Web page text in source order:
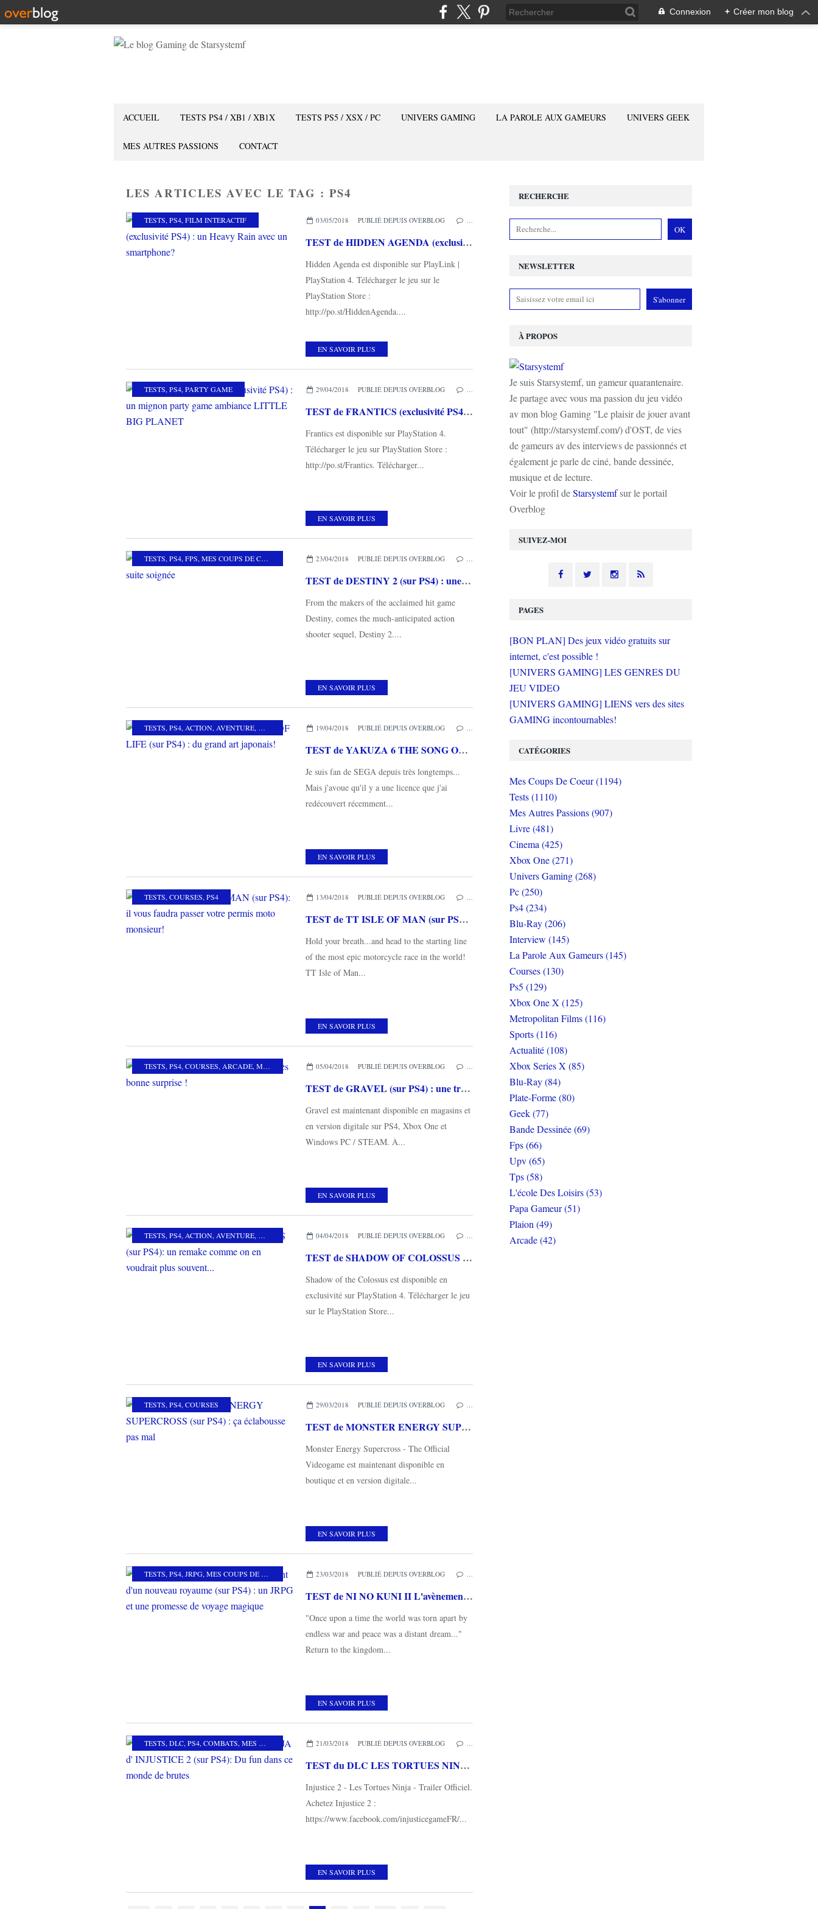
Connexion + Créer mon blog
ACCUEIL TESTS PS4 / XB1 / XB1X TESTS PS5 / XSX / PC UNIVERS GAMING LA PAROLE AUX GAMEURS UNIVERS GEEK
MES AUTRES PASSIONS CONTACT
LES ARTICLES AVEC LE TAG : PS4
TESTS, PS4, FILM INTERACTIF 03/05/2018 PUBLIÉ DEPUIS OVERBLOG
TEST de HIDDEN AGENDA (exclusivité PS4) : un Heavy Rain avec un smartphone?
Hidden Agenda est disponible sur PlayLink |
PlayStation 4. Télécharger le jeu sur le
PlayStation Store :
http://po.st/HiddenAgenda....
EN SAVOIR PLUS
TESTS, PS4, PARTY GAME 29/04/2018 PUBLIÉ DEPUIS OVERBLOG
TEST de FRANTICS (exclusivité PS4) : un mignon party game ambiance LITTLE BIG PLANET
Frantics est disponible sur PlayStation 4.
Télécharger le jeu sur PlayStation Store :
http://po.st/Frantics. Télécharger...
EN SAVOIR PLUS
TESTS, PS4, FPS, MES COUPS DE COEUR 23/04/2018 PUBLIÉ DEPUIS OVERBLOG
TEST de DESTINY 2 (sur PS4) : une suite soignée
From the makers of the acclaimed hit game
Destiny, comes the much-anticipated action
shooter sequel, Destiny 2....
EN SAVOIR PLUS
TESTS, PS4, ACTION, AVENTURE, MES COUPS DE COEUR
19/04/2018 PUBLIÉ DEPUIS OVERBLOG
TEST de YAKUZA 6 THE SONG OF LIFE (sur PS4) : du grand art japonais!
Je suis fan de SEGA depuis très longtemps...
Mais j'avoue qu'il y a une licence que j'ai
redécouvert récemment...
EN SAVOIR PLUS
TESTS, COURSES, PS4 13/04/2018 PUBLIÉ DEPUIS OVERBLOG
TEST de TT ISLE OF MAN (sur PS4): il vous faudra passer votre permis moto monsieur!
Hold your breath...and head to the starting line
of the most epic motorcycle race in the world!
TT Isle of Man...
EN SAVOIR PLUS
TESTS, PS4, COURSES, ARCADE, MES COUPS DE COEUR 05/04/2018 PUBLIÉ DEPUIS OVERBLOG
TEST de GRAVEL (sur PS4) : une très bonne surprise !
Gravel est maintenant disponible en magasins et
en version digitale sur PS4, Xbox One et
Windows PC / STEAM. À...
EN SAVOIR PLUS
TESTS, PS4, ACTION, AVENTURE, MES COUPS DE COEUR
04/04/2018 PUBLIÉ DEPUIS OVERBLOG
TEST de SHADOW OF COLOSSUS (sur PS4): un remake comme on en voudrait plus souvent...
Shadow of the Colossus est disponible en
exclusivité sur PlayStation 4. Télécharger le jeu
sur le PlayStation Store...
EN SAVOIR PLUS
TESTS, PS4, COURSES 29/03/2018 PUBLIÉ DEPUIS OVERBLOG
TEST de MONSTER ENERGY SUPERCROSS (sur PS4) : ça éclabousse pas mal
Monster Energy Supercross - The Official
Videogame est maintenant disponible en
boutique et en version digitale...
EN SAVOIR PLUS
TESTS, PS4, JRPG, MES COUPS DE COEUR 23/03/2018 PUBLIÉ DEPUIS OVERBLOG
TEST de NI NO KUNI II L'avènement d'un nouveau royaume (sur PS4) : un JRPG et une promesse de voyage magique
"Once upon a time the world was torn apart by
endless war and peace was a distant dream..."
Return to the kingdom...
EN SAVOIR PLUS
TESTS, DLC, PS4, COMBATS, MES COUPS DE COEUR 21/03/2018 PUBLIÉ DEPUIS OVERBLOG
TEST du DLC LES TORTUES NINJA d' INJUSTICE 2 (sur PS4): Du fun dans ce monde de brutes
Injustice 2 - Les Tortues Ninja - Trailer Officiel.
Achetez Injustice 2 :
https://www.facebook.com/injusticegameFR/...
EN SAVOIR PLUS
NEWSLETTER
SUIVEZ-MOI
RECHERCHE
À PROPOS
Je suis Starsystemf, un gameur quarantenaire.
Je partage avec vous ma passion du jeu vidéo
av mon blog Gaming "Le plaisir de jouer avant
tout" (http://starsystemf.com/) d'OST, de vies
de gameurs av des interviews de passionnés et
également je parle de ciné, bande dessinée,
musique et de lecture.
Voir le profil deStarsystemfsur le portail
Overblog
PAGES
[BON PLAN] Des jeux vidéo gratuits sur
internet, c'est possible !
[UNIVERS GAMING] LES GENRES DU
JEU VIDEO
[UNIVERS GAMING] LIENS vers des sites
GAMING incontournables!
CATÉGORIES
Mes Coups De Coeur (1194)
Tests (1110)
Mes Autres Passions (907)
Livre (481)
Cinema (425)
Xbox One (271)
Univers Gaming (268)
Pc (250)
Ps4 (234)
Blu-Ray (206)
Interview (145)
La Parole Aux Gameurs (145)
Courses (130)
Ps5 (129)
Xbox One X (125)
Metropolitan Films (116)
Sports (116)
Actualité (108)
Xbox Series X (85)
Blu-Ray (84)
Plate-Forme (80)
Geek (77)
Bande Dessinée (69)
Fps (66)
Upv (65)
Tps (58)
L'école Des Loisirs (53)
Papa Gameur (51)
Plaion (49)
Arcade (42)